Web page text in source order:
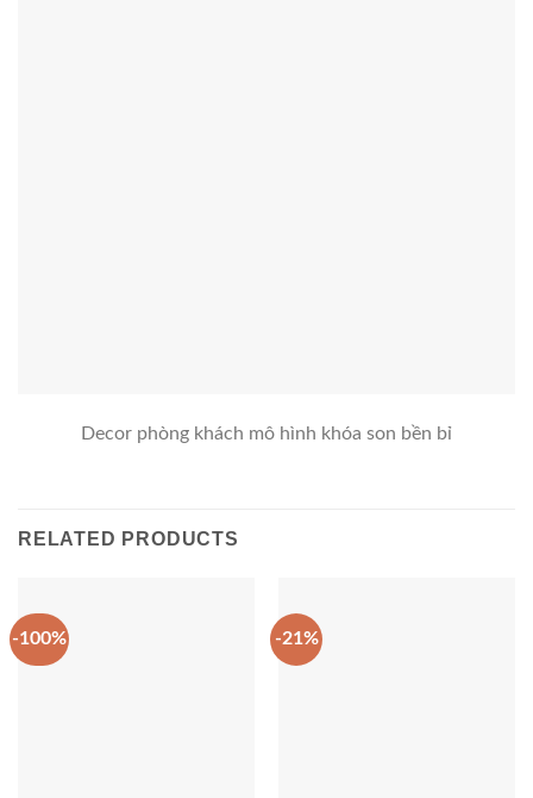
Decor phòng khách mô hình khóa son bền bỉ
RELATED PRODUCTS
-100% -21%